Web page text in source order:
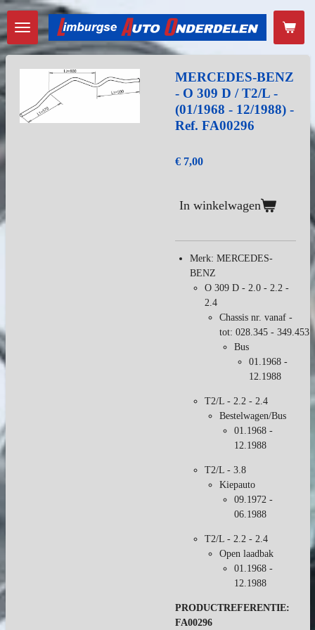
Ga
direct
naar
de
hoofdinhoud
MERCEDES-BENZ
- O 309 D / T2/L -
(01/1968 - 12/1988) -
Ref. FA00296
€ 7,00
In winkelwagen
Merk: MERCEDES-
BENZ
O 309 D - 2.0 - 2.2 -
2.4
Chassis nr. vanaf -
tot: 028.345 - 349.453
Bus
01.1968 -
12.1988
T2/L - 2.2 - 2.4
Bestelwagen/Bus
01.1968 -
12.1988
T2/L - 3.8
Kiepauto
09.1972 -
06.1988
T2/L - 2.2 - 2.4
Open laadbak
01.1968 -
12.1988
PRODUCTREFERENTIE:
FA00296